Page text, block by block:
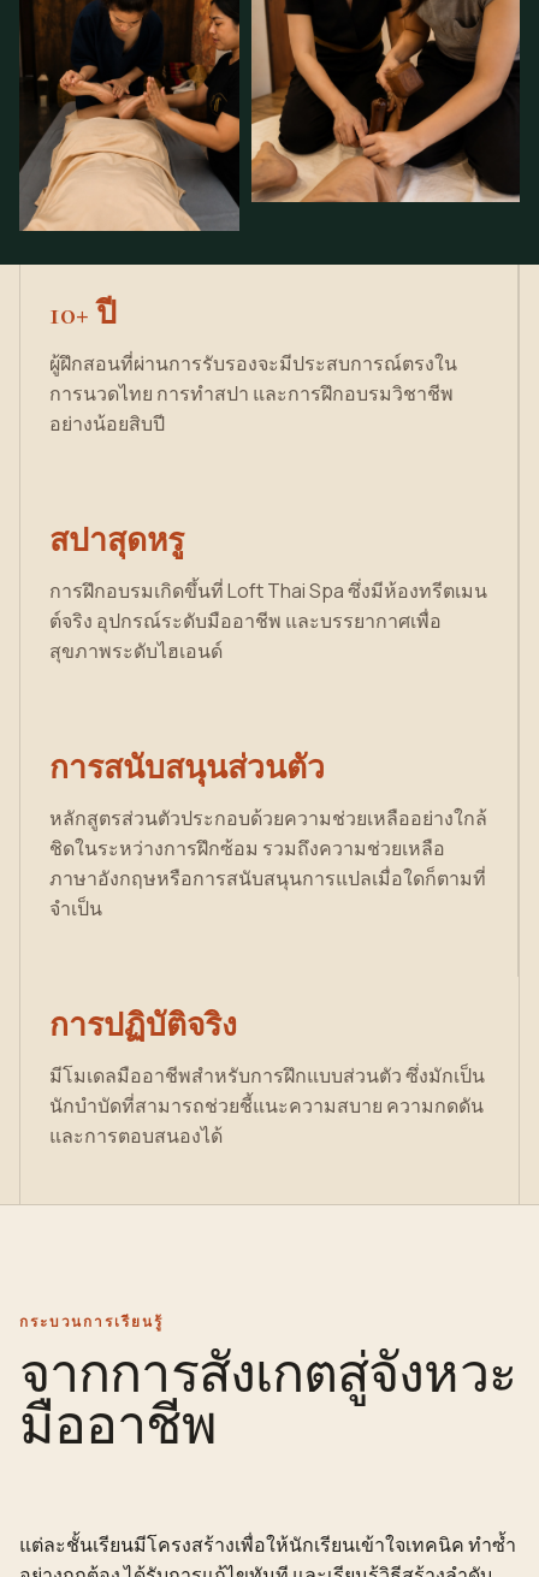
10+ ปี
ผู้ฝึกสอนที่ผ่านการรับรองจะมีประสบการณ์ตรงใน
การนวดไทย การทำสปา และการฝึกอบรมวิชาชีพ
อย่างน้อยสิบปี
สปาสุดหรู
การฝึกอบรมเกิดขึ้นที่ Loft Thai Spa ซึ่งมีห้องทรีตเมน
ต์จริง อุปกรณ์ระดับมืออาชีพ และบรรยากาศเพื่อ
สุขภาพระดับไฮเอนด์
การสนับสนุนส่วนตัว
หลักสูตรส่วนตัวประกอบด้วยความช่วยเหลืออย่างใกล้
ชิดในระหว่างการฝึกซ้อม รวมถึงความช่วยเหลือ
ภาษาอังกฤษหรือการสนับสนุนการแปลเมื่อใดก็ตามที่
จำเป็น
การปฏิบัติจริง
มีโมเดลมืออาชีพสำหรับการฝึกแบบส่วนตัว ซึ่งมักเป็น
นักบำบัดที่สามารถช่วยชี้แนะความสบาย ความกดดัน
และการตอบสนองได้
กระบวนการเรียนรู้
จากการสังเกตสู่จังหวะ
มืออาชีพ
แต่ละชั้นเรียนมีโครงสร้างเพื่อให้นักเรียนเข้าใจเทคนิค ทำซ้ำ